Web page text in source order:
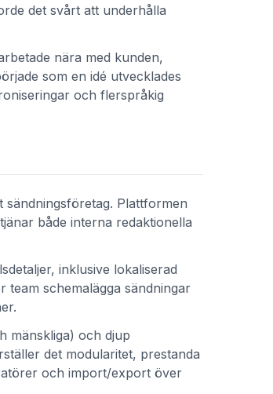
det svårt att underhålla
nära med kunden,
som en idé utvecklades
och flerspråkig
Plattformen
både interna redaktionella
inklusive lokaliserad
team schemalägga sändningar
mänskliga) och djup
det modularitet, prestanda
och import/export över